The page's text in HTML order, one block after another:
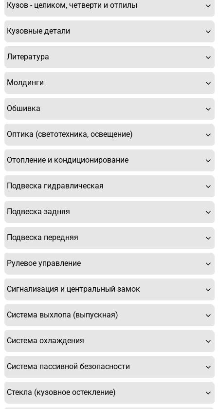
Кузов - целиком, четверти и отпилы
Кузовные детали
Литература
Молдинги
Обшивка
Оптика (светотехника, освещение)
Отопление и кондиционирование
Подвеска гидравлическая
Подвеска задняя
Подвеска передняя
Рулевое управление
Сигнализация и центральный замок
Система выхлопа (выпускная)
Система охлаждения
Система пассивной безопасности
Стекла (кузовное остекление)